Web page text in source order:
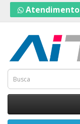
Atendimento